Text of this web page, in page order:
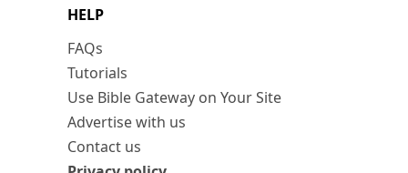
HELP
FAQs
Tutorials
Use Bible Gateway on Your Site
Advertise with us
Contact us